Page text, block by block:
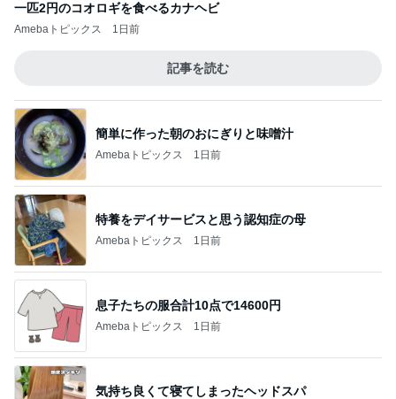
一匹2円のコオロギを食べるカナヘビ
Amebaトピックス 1日前
記事を読む
簡単に作った朝のおにぎりと味噌汁
Amebaトピックス 1日前
特養をデイサービスと思う認知症の母
Amebaトピックス 1日前
息子たちの服合計10点で14600円
Amebaトピックス 1日前
気持ち良くて寝てしまったヘッドスパ